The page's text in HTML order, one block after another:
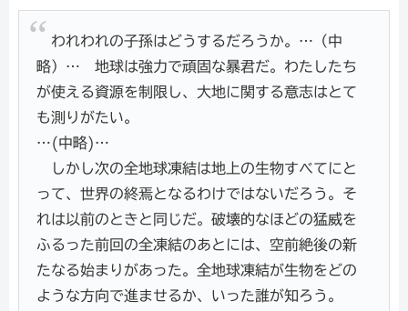
われわれの子孫はどうするだろうか。…（中
略）… 地球は強力で頑固な暴君だ。わたしたち
が使える資源を制限し、大地に関する意志はとて
も測りがたい。
…(中略)…
しかし次の全地球凍結は地上の生物すべてにと
って、世界の終焉となるわけではないだろう。そ
れは以前のときと同じだ。破壊的なほどの猛威を
ふるった前回の全凍結のあとには、空前絶後の新
たなる始まりがあった。全地球凍結が生物をどの
ような方向で進ませるか、いった誰が知ろう。